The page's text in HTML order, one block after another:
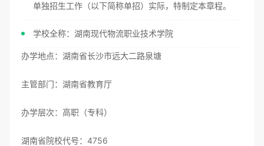
单独招生工作（以下简称单招）实际，特制定本章程。
学校全称：湖南现代物流职业技术学院
办学地点：湖南省长沙市远大二路泉塘
主管部门：湖南省教育厅
办学层次：高职（专科）
湖南省院校代号：4756